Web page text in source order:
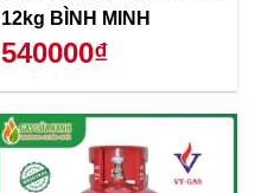
12kg BÌNH MINH
540000₫